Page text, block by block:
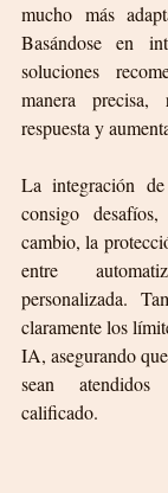
mucho más
Basándose en
soluciones
manera precisa,
respuesta y
La integración
consigo
cambio, la
entre
personalizada.
claramente los
IA, asegurando
sean
calificado.